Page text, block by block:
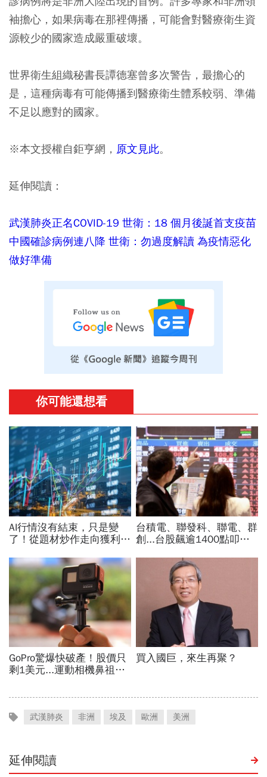
袖擔心，如果病毒在那裡傳播，可能會對醫療衛生資
源較少的國家造成嚴重破壞。
世界衛生組織秘書長譚德塞曾多次警告，最擔心的
是，這種病毒有可能傳播到醫療衛生體系較弱、準備
不足以應對的國家。
※本文授權自鉅亨網， 原文見此。
延伸閱讀：
武漢肺炎正名COVID-19 世衛：18 個月後誕首支疫苗
中國確診病例連八降 世衛：勿過度解讀 為疫情惡化
做好準備
武漢肺炎 非洲 埃及 歐洲 美洲
延伸閱讀